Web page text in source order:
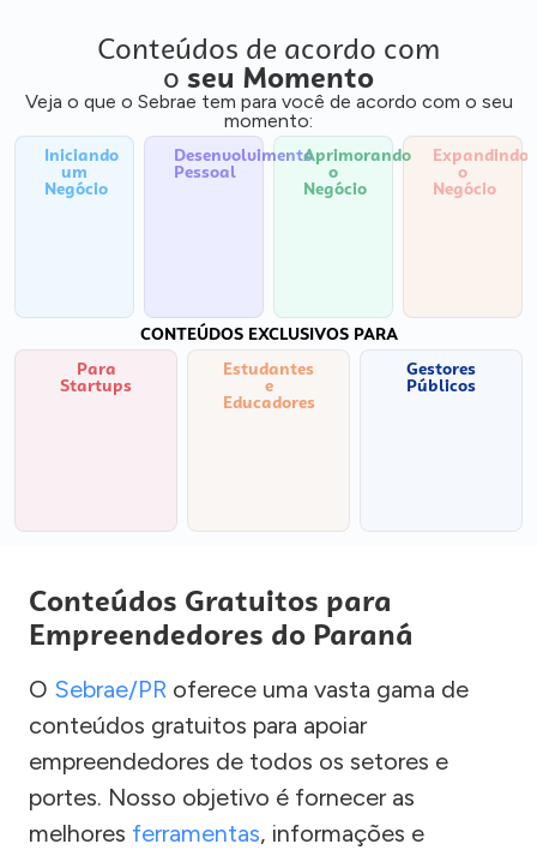
Conteúdos de acordo com
o seu Momento
Veja o que o Sebrae tem para você de acordo com o seu
momento:
Iniciando
um
Negócio
Desenvolvimento
Pessoal
Aprimorando
o
Negócio
Expandindo
o
Negócio
CONTEÚDOS EXCLUSIVOS PARA
Para
Startups
Estudantes
e
Educadores
Gestores
Públicos
Conteúdos Gratuitos para
Empreendedores do Paraná
O Sebrae/PR oferece uma vasta gama de
conteúdos gratuitos para apoiar
empreendedores de todos os setores e
portes. Nosso objetivo é fornecer as
melhores ferramentas, informações e